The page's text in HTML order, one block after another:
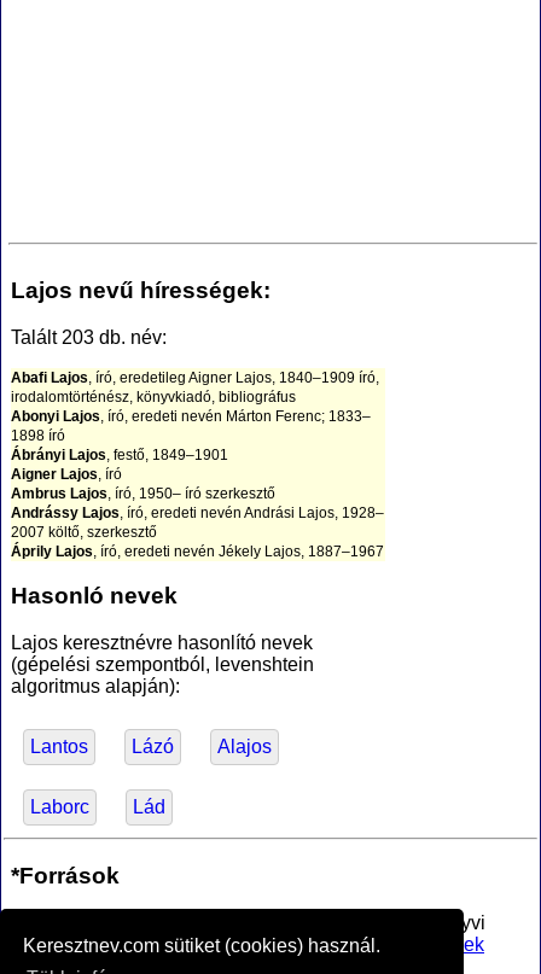
Keresztnev.com sütiket (cookies) használ.
Lajos nevű hírességek:
Talált 203 db. név:
Abafi Lajos , író, eredetileg Aigner Lajos, 1840–1909 író,
irodalomtörténész, könyvkiadó, bibliográfus
Abonyi Lajos , író, eredeti nevén Márton Ferenc; 1833–
1898 író
Ábrányi Lajos , festő, 1849–1901
Aigner Lajos , író
Ambrus Lajos , író, 1950– író szerkesztő
Andrássy Lajos , író, eredeti nevén Andrási Lajos, 1928–
2007 költő, szerkesztő
Áprily Lajos , író, eredeti nevén Jékely Lajos, 1887–1967
Aradi Lajos, tornász
Bágyuj Lajos , építész, 1920–1985
pedagógus
Balázs Lajos, csillagász
Bálint Lajos, író, 1886–1974 kritikus, író, dramaturg,
Baráth Lajos
, író, 1935–2006 író
Barcza Lajos
, szobrász, 1872-1936
Barta Lajos , szobrász, 1899–1986
Bartók Lajos
, író, 1851–1902 költő
Batthyány Lajos, politikus
Bezerédy Lajos, szobrász, 1898–1979
szerkesztő, nyelvkönyv- és szótáríró
Bontovics Lajos, botanikus, 1929–1987 mezőgazdasági
Hasonló nevek
Lajos keresztnévre hasonlító nevek
(gépelési szempontból, levenshtein
algoritmus alapján):
Lantos Lázó Alajos
Laborc Lád
*Források
Az MTA Nyelvtudományi Intézete által anyakönyvi
bejegyzésre alkalmasnak minősítettférfi utónevek
jegyzéke